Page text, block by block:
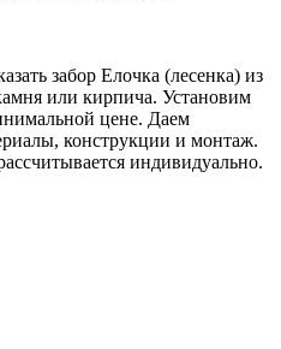
забор Елочка (лесенка) из
или кирпича. Установим
цене. Даем
конструкции и монтаж.
индивидуально.